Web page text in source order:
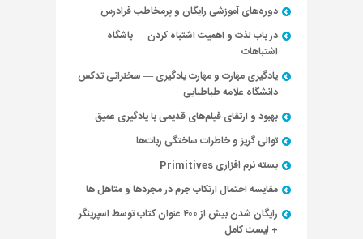
دوره‌های آموزشی رایگان و پرمخاطب فرادرس
در باب لذت و اهمیت اشتباه کردن — باشگاه
اشتباهات
یادگیری مهارت و مهارت یادگیری — سخنرانی تدکس
دانشگاه علامه طباطبایی
بهبود و ارتقای فیلم‌های قدیمی با یادگیری عمیق
توالی گریز و خاطرات ساختگی ربات‌ها
بسته نرم افزاری Primitives
مقایسه احتمال ارتکاب جرم در مجردها و متاهل ها
رایگان شدن بیش از ۴۰۰ عنوان کتاب توسط اسپرینگر
+ لیست کامل